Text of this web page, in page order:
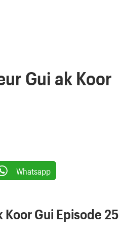
Gui ak Koor
Whatsapp
Koor Gui Episode 25